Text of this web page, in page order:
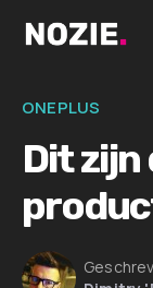
naar
inhoud
ONEPLUS
Dit zijn